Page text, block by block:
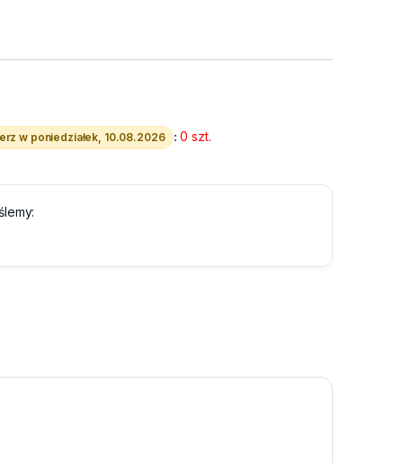
w poniedziałek, 10.08.2026 : 0 szt.